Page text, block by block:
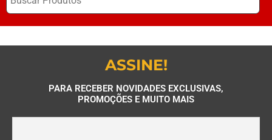
ASSINE!
PARA RECEBER NOVIDADES EXCLUSIVAS,
PROMOÇÕES E MUITO MAIS